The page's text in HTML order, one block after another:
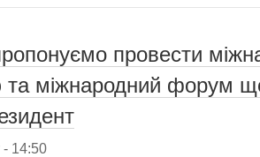
провести
та міжнародний форум
- 14:50